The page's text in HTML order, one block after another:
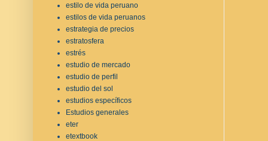
estilo de vida peruano
estilos de vida peruanos
estrategia de precios
estratosfera
estrés
estudio de mercado
estudio de perfil
estudio del sol
estudios específicos
Estudios generales
eter
etextbook